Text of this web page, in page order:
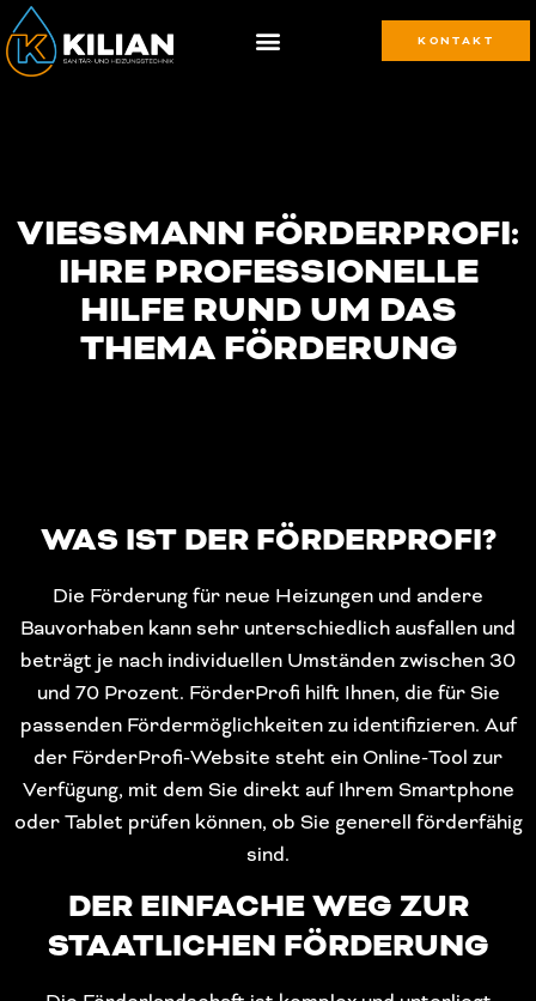
KONTAKT
VIESSMANN FÖRDERPROFI:
IHRE PROFESSIONELLE
HILFE RUND UM DAS
THEMA FÖRDERUNG
WAS IST DER FÖRDERPROFI?
Die Förderung für neue Heizungen und andere
Bauvorhaben kann sehr unterschiedlich ausfallen und
beträgt je nach individuellen Umständen zwischen 30
und 70 Prozent. FörderProfi hilft Ihnen, die für Sie
passenden Fördermöglichkeiten zu identifizieren. Auf
der FörderProfi-Website steht ein Online-Tool zur
Verfügung, mit dem Sie direkt auf Ihrem Smartphone
oder Tablet prüfen können, ob Sie generell förderfähig
sind.
DER EINFACHE WEG ZUR
STAATLICHEN FÖRDERUNG